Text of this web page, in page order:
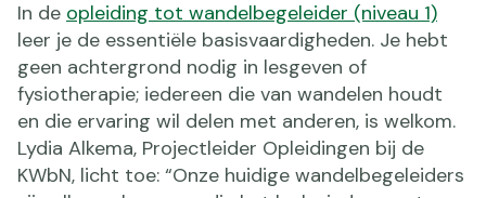
In de opleiding tot wandelbegeleider (niveau 1)
leer je de essentiële basisvaardigheden. Je hebt
geen achtergrond nodig in lesgeven of
fysiotherapie; iedereen die van wandelen houdt
en die ervaring wil delen met anderen, is welkom.
Lydia Alkema, Projectleider Opleidingen bij de
KWbN, licht toe: “Onze huidige wandelbegeleiders